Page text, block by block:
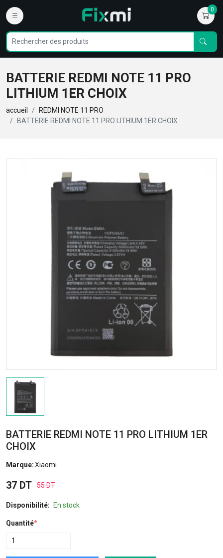
0
BATTERIE REDMI NOTE 11 PRO
LITHIUM 1ER CHOIX
accueil
REDMI NOTE 11 PRO
BATTERIE REDMI NOTE 11 PRO LITHIUM 1ER CHOIX
BATTERIE REDMI NOTE 11 PRO LITHIUM 1ER
CHOIX
Marque:Xiaomi
37 DT 55 DT
Disponibilité: En stock
Quantité*